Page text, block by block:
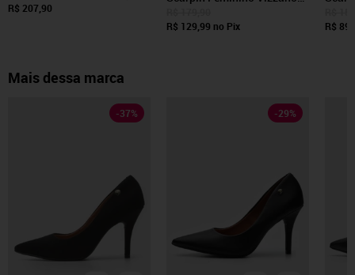
Slingback Salto Baixo Taça
R$ 207,90
R$ 129,99 no Pix
R$
Mais dessa marca
-37% -29%